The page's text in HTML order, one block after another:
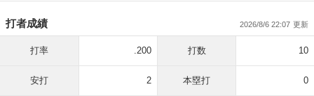
打者成績 2026/8/6 22:07
打率 .200 打数 10
安打 2 本塁打 0